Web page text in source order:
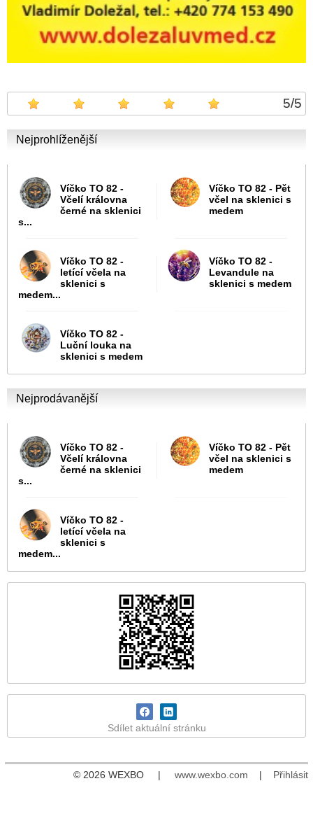
5/5
Nejprohlíženější
Víčko TO 82 -
Včelí královna
černé na sklenici
s...
Víčko TO 82 - Pět
včel na sklenici s
medem
Víčko TO 82 -
letící včela na
sklenici s
medem...
Víčko TO 82 -
Levandule na
sklenici s medem
Víčko TO 82 -
Luční louka na
sklenici s medem
Nejprodávanější
Víčko TO 82 -
Včelí královna
černé na sklenici
s...
Víčko TO 82 - Pět
včel na sklenici s
medem
Víčko TO 82 -
letící včela na
sklenici s
medem...
Sdílet aktuální stránku
© 2026 WEXBO | www.wexbo.com | Přihlásit